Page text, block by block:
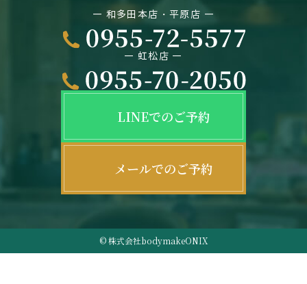
― 和多田本店・平原店 ―
― 虹松店 ―
LINEでのご予約
メールでのご予約
© 株式会社bodymakeONIX